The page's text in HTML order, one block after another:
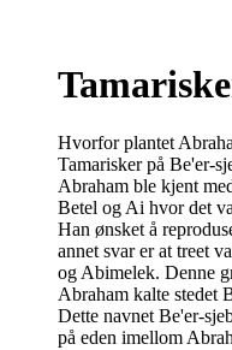
Hvorfor plantet
Tamarisker på Be'er-
Abraham ble kjent
Betel og Ai hvor det
Han ønsket å
annet svar er at treet
og Abimelek. Denne
Abraham kalte stedet
Dette navnet Be'er-
på eden imellom